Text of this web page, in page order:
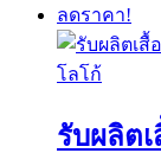
ลดราคา!
รับผลิต